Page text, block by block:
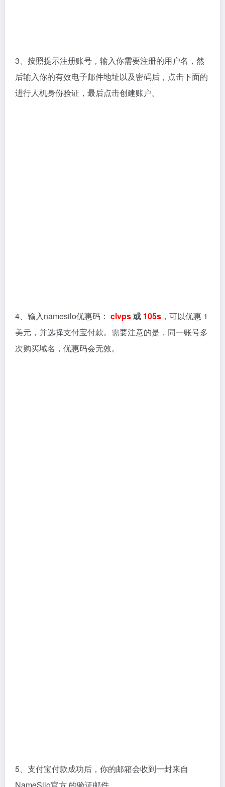
3、按照提示注册账号，输入你需要注册的用户名，然
后输入你的有效电子邮件地址以及密码后，点击下面的
进行人机身份验证，最后点击创建账户。
4、输入namesilo优惠码： clvps 或 105s
，可以优惠 1
美元，并选择支付宝付款。需要注意的是，同一账号多
次购买域名，优惠码会无效。
台补充账号信息，带星号的是必填项，用英文或者拼音